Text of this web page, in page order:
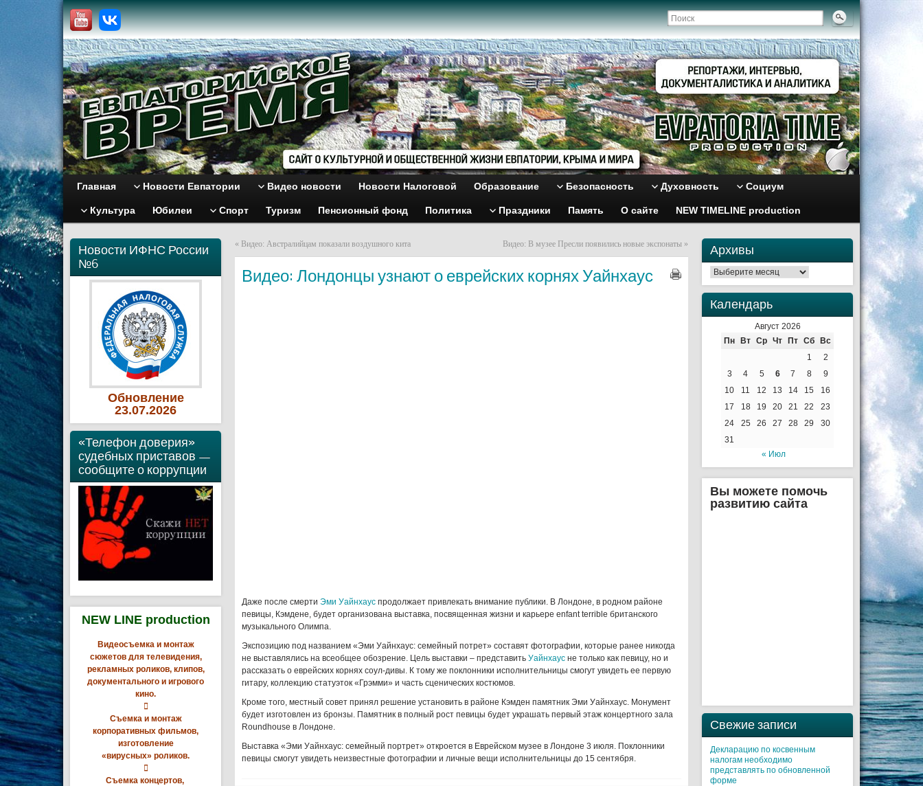
Главная Новости Евпатории Видео новости Новости Налоговой Образование Безопасность Духовность Социум
Культура Юбилеи Спорт Туризм Пенсионный фонд Политика Праздники Память О сайте NEW TIMELINE production
Новости ИФНС России
№6
Обновление
23.07.2026
«Телефон доверия»
судебных приставов —
сообщите о коррупции
NEW LINE production
Видеосъемка и монтаж
сюжетов для телевидения,
рекламных роликов, клипов,
документального и игрового
кино.

Съемка и монтаж
корпоративных фильмов,
изготовление
«вирусных» роликов.

Съемка концертов,
« Видео: Австралийцам показали воздушного кита Видео: В музее Пресли появились новые экспонаты »
Видео: Лондонцы узнают о еврейских корнях Уайнхаус
Даже после смерти Эми Уайнхаус продолжает привлекать внимание публики. В Лондоне, в родном районе
певицы, Кэмдене, будет организована выставка, посвященная жизни и карьере enfant terrible британского
музыкального Олимпа.
Экспозицию под названием «Эми Уайнхаус: семейный потрет» составят фотографии, которые ранее никогда
не выставлялись на всеобщее обозрение. Цель выставки – представить Уайнхаус не только как певицу, но и
рассказать о еврейских корнях соул-дивы. К тому же поклонники исполнительницы смогут увидеть ее первую
гитару, коллекцию статуэток «Грэмми» и часть сценических костюмов.
Кроме того, местный совет принял решение установить в районе Кэмден памятник Эми Уайнхаус. Монумент
будет изготовлен из бронзы. Памятник в полный рост певицы будет украшать первый этаж концертного зала
Roundhouse в Лондоне.
Выставка «Эми Уайнхаус: семейный портрет» откроется в Еврейском музее в Лондоне 3 июля. Поклонники
певицы смогут увидеть неизвестные фотографии и личные вещи исполнительницы до 15 сентября.
Архивы
Архивы
Календарь
Август 2026
Пн
Вт Ср Чт Пт Сб
Вс
1
2
3
4 5 6 7 8
9
10
11 12 13 14 15
16
17
18 19 20 21 22
23
24
25 26 27 28 29
30
31
« Июл
Вы можете помочь
развитию сайта
Свежие записи
Декларацию по косвенным
налогам необходимо
представлять по обновленной
форме